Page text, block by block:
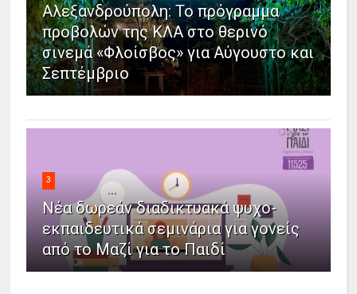
Αλεξανδρούπολη: Το πρόγραμμα
προβολών της ΚΛΑ στο θερινό
σινεμά «Φλοίσβος» για Αύγουστο και
Σεπτέμβριο
3
Νέα δωρεάν διαδικτυακά ψυχο-
εκπαιδευτικά σεμινάρια για γονείς
από το Μαζί για το Παιδί